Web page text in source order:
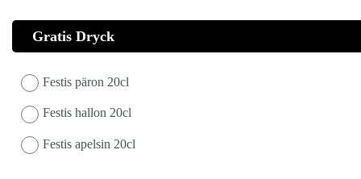
Gratis Dryck
Festis päron 20cl
Festis hallon 20cl
Festis apelsin 20cl